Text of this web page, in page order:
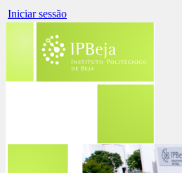
Iniciar sessão